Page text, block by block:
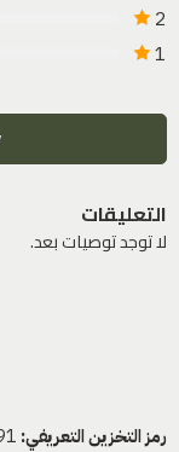
2
1
التعليقات
لا توجد توصيات بعد.
رمز التخزين التعريفي: